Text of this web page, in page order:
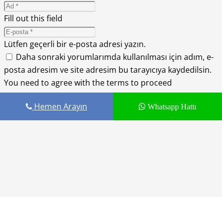
Fill out this field
Lütfen geçerli bir e-posta adresi yazın.
Daha sonraki yorumlarımda kullanılması için adım, e-
posta adresim ve site adresim bu tarayıcıya kaydedilsin.
You need to agree with the terms to proceed
YORUM GÖNDER
Hemen Arayın Whatsapp Hattı